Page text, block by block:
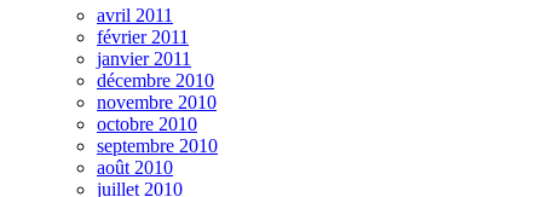
avril 2011
février 2011
janvier 2011
décembre 2010
novembre 2010
octobre 2010
septembre 2010
août 2010
juillet 2010